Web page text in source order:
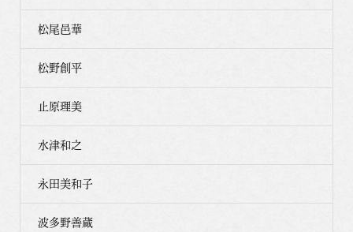
松尾邑華
松野創平
止原理美
水津和之
永田美和子
波多野善蔵